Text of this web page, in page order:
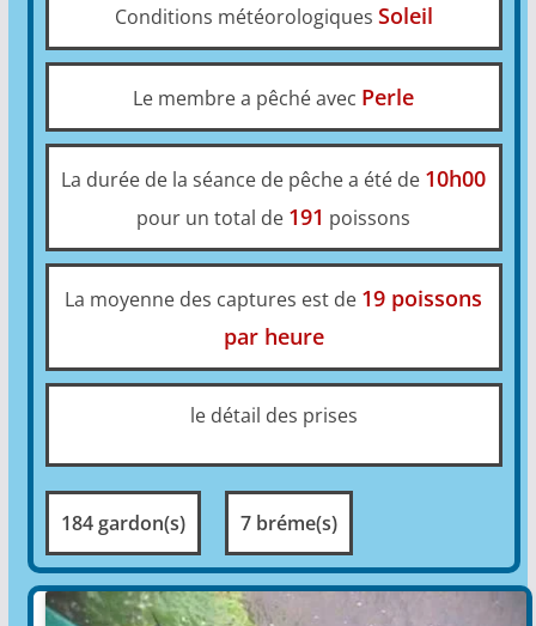
Conditions météorologiques Soleil
Le membre a pêché avec Perle
La durée de la séance de pêche a été de 10h00
pour un total de 191 poissons
La moyenne des captures est de 19 poissons
par heure
le détail des prises
184 gardon(s) 7 bréme(s)